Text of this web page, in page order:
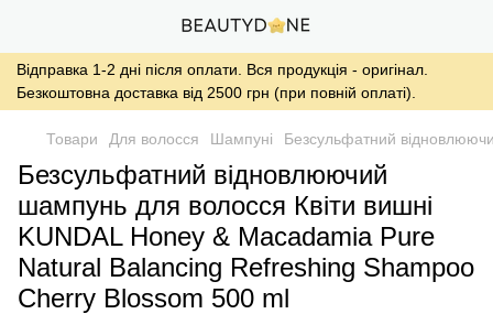
Відправка 1-2 дні після оплати. Вся продукція - оригінал.
Безкоштовна доставка від 2500 грн (при повній оплаті).
Товари Для волосся Шампуні Безсульфатний
Безсульфатний відновлюючий
шампунь для волосся Квіти вишні
KUNDAL Honey & Macadamia Pure
Natural Balancing Refreshing Shampoo
Cherry Blossom 500 ml